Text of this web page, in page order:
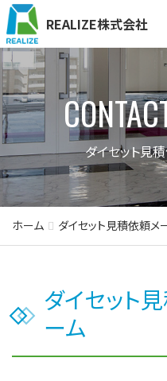
REALIZE株式会社
ダイセット見
ホーム ダイセット見積依頼メ
ダイセット
ーム